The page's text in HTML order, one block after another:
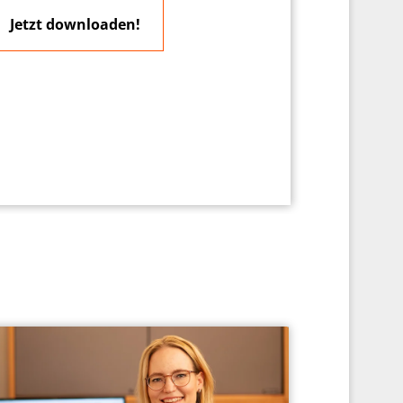
Jetzt downloaden!